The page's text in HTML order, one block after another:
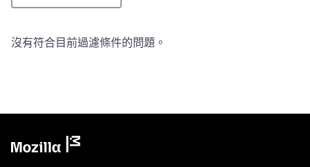
沒有符合目前過濾條件的問題。